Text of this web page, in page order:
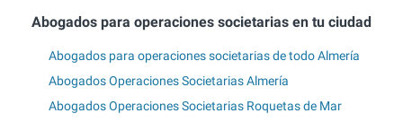
Abogados para operaciones societarias en tu ciudad
Abogados para operaciones societarias de todo Almería
Abogados Operaciones Societarias Almería
Abogados Operaciones Societarias Roquetas de Mar